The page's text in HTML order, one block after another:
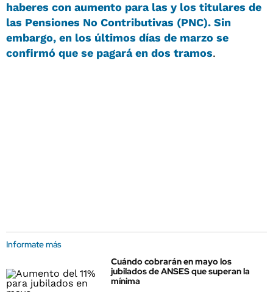
haberes con aumento para las y los titulares de
las Pensiones No Contributivas (PNC). Sin
embargo, en los últimos días de marzo se
confirmó que se pagará en dos tramos.
Informate más
Cuándo cobrarán en mayo los
jubilados de ANSES que superan la
mínima